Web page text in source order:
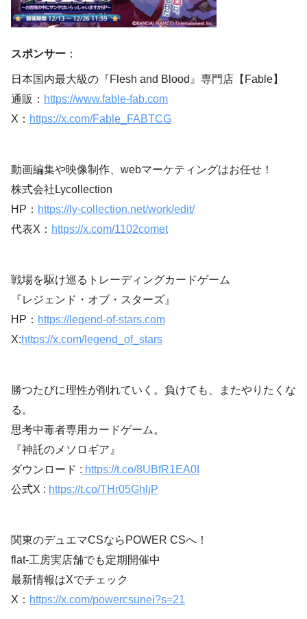
スポンサー ：
日本国内最大級の『Flesh and Blood』専門店【Fable】
通販： https://www.fable-fab.com
X： https://x.com/Fable_FABTCG
動画編集や映像制作、webマーケティングはお任せ！
株式会社Lycollection
HP： https://ly-collection.net/work/edit/
代表X： https://x.com/1102comet
戦場を駆け巡るトレーディングカードゲーム
『レジェンド・オブ・スターズ』
HP： https://legend-of-stars.com
X:https://x.com/legend_of_stars
勝つたびに理性が削れていく。負けても、またやりたくな
る。
思考中毒者専用カードゲーム。
『神託のメソロギア』
ダウンロード : https://t.co/8UBfR1EA0I
公式X : https://t.co/THr05GhljP
関東のデュエマCSならPOWER CSへ！
flat-工房実店舗でも定期開催中
最新情報はXでチェック
X： https://x.com/powercsunei?s=21